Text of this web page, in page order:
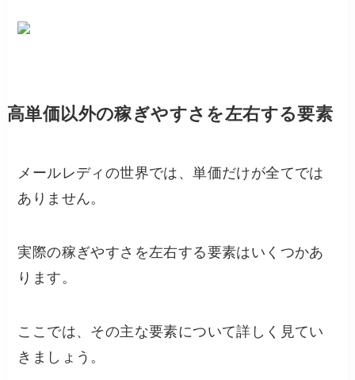
高単価以外の稼ぎやすさを左右する要素
メールレディの世界では、単価だけが全てでは
ありません。
実際の稼ぎやすさを左右する要素はいくつかあ
ります。
ここでは、その主な要素について詳しく見てい
きましょう。